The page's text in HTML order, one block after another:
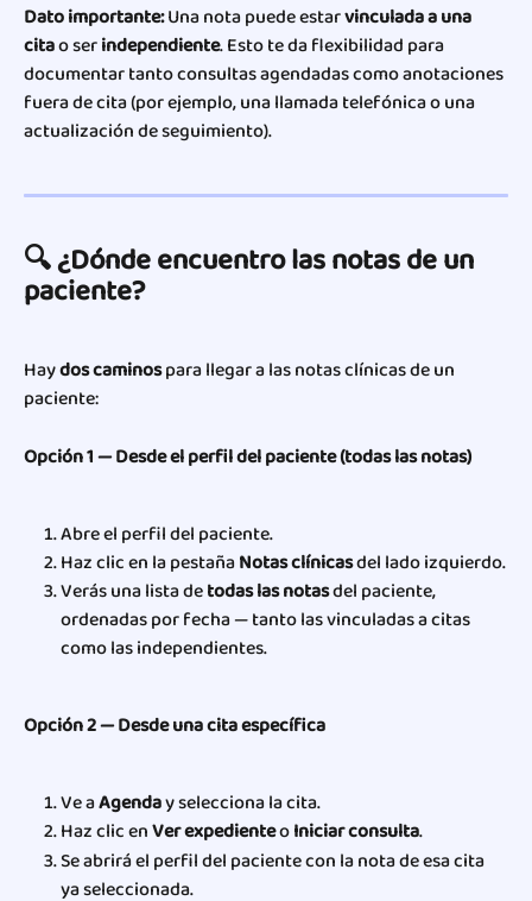
Dato importante: Una nota puede estar vinculada a una
cita o ser independiente. Esto te da flexibilidad para
documentar tanto consultas agendadas como anotaciones
fuera de cita (por ejemplo, una llamada telefónica o una
actualización de seguimiento).
🔍 ¿Dónde encuentro las notas de un
paciente?
Hay dos caminos para llegar a las notas clínicas de un
paciente:
Opción 1 — Desde el perfil del paciente (todas las notas)
Abre el perfil del paciente.
Haz clic en la pestaña Notas clínicas del lado izquierdo.
Verás una lista de todas las notas del paciente,
ordenadas por fecha — tanto las vinculadas a citas
como las independientes.
Opción 2 — Desde una cita específica
Ve a Agenda y selecciona la cita.
Haz clic en Ver expediente o Iniciar consulta.
Se abrirá el perfil del paciente con la nota de esa cita
ya seleccionada.